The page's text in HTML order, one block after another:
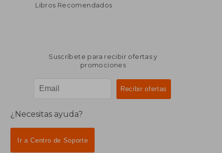
Libros Recomendados
Suscríbete para recibir ofertas y
promociones
¿Necesitas ayuda?
Ir a Centro de Soporte